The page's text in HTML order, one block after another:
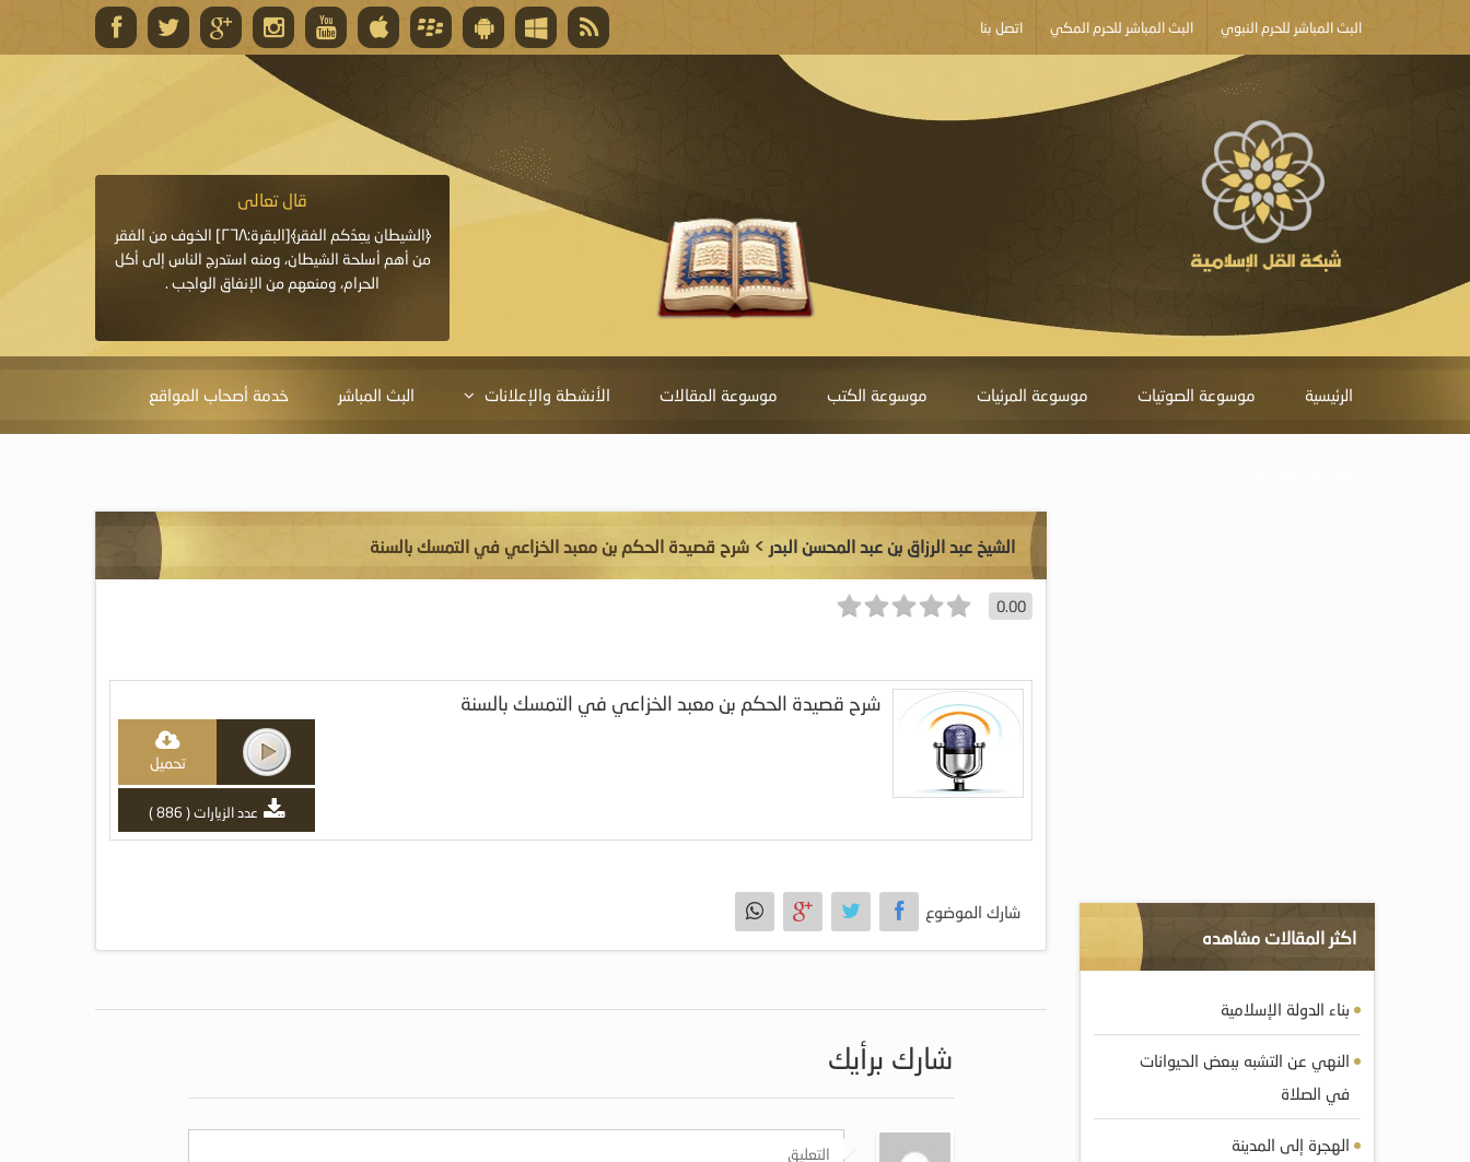
البث المباشر للحرم النبوي البث المباشر للحرم المكي اتصل بنا
قال تعالى
المغفرة لأنها أغلى جائزة، وهي مفتاح باب العطايا التي
قال تعالى
﴿الشيطان يعِدُكم الفقر﴾[البقرة:٢٦٨] الخوف من الفقر
من أهم أسلحة الشيطان، ومنه استدرج الناس إلى أكل
الحرام، ومنعهم من الإنفاق الواجب .
الرئيسية موسوعة الصوتيات موسوعة المرئيات موسوعة الكتب موسوعة المقالات الأنشطة والإعلانات البث المباشر خدمة أصحاب المواقع
الشيخ عبد الرزاق بن عبد المحسن البدر > شرح قصيدة الحكم بن معبد الخزاعي في التمسك بالسنة
0.00
شرح قصيدة الحكم بن معبد الخزاعي في التمسك بالسنة
تحميل
عدد الزيارات ( 886 )
شارك الموضوع
شارك برأيك
اكثر المقالات مشاهده
بناء الدولة الإسلامية
النهي عن التشبه ببعض الحيوانات
في الصلاة
الهجرة إلى المدينة